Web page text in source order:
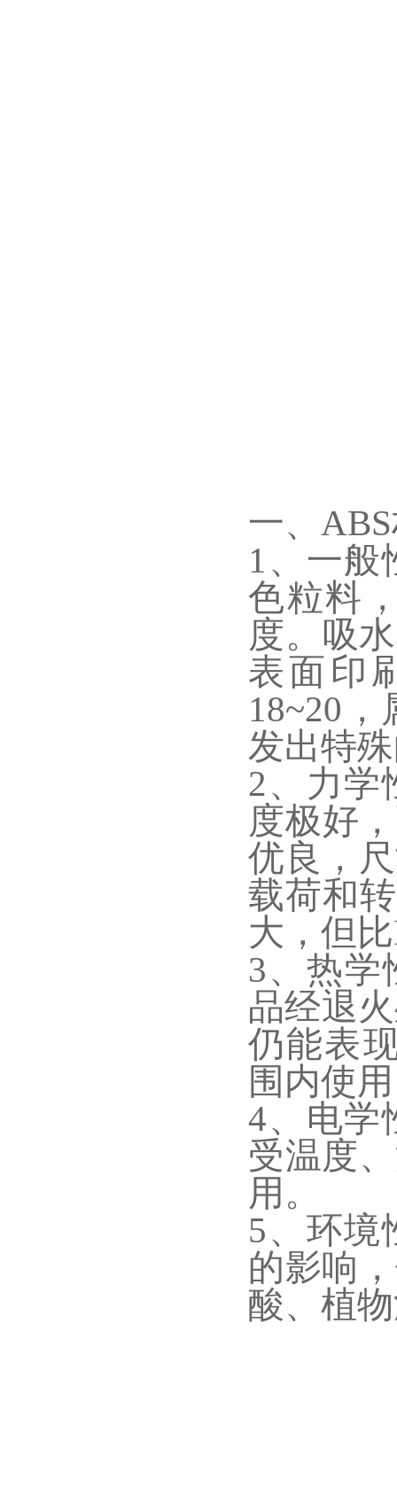
一、
1、一般
色粒料
度。吸
表面印
18~20
发出特
2、力学
度极好
优良，
载荷和
大，但
3、热学
品经退
仍能表
围内使
4、电学
受温度
用。
5、环境
的影响
酸、植